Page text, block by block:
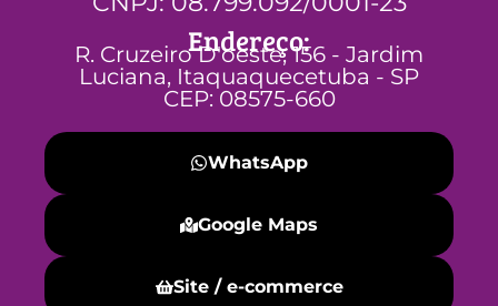
Endereço:
R. Cruzeiro D'oeste, 156 - Jardim
Luciana, Itaquaquecetuba - SP
CEP: 08575-660
WhatsApp
Google Maps
Site / e-commerce